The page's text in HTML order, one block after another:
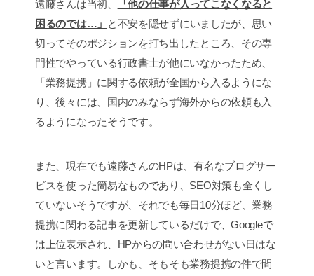
遠藤さんは当初、
「他の仕事が入ってこなくなると
困るのでは…」 と不安を隠せずにいましたが、思い
切ってそのポジションを打ち出したところ、その専
門性でやっている行政書士が他にいなかったため、
「業務提携」に関する依頼が全国から入るようにな
り、後々には、国内のみならず海外からの依頼も入
るようになったそうです。
また、現在でも遠藤さんのHPは、有名なブログサー
ビスを使った簡易なものであり、SEO対策も全くし
ていないそうですが、それでも毎日10分ほど、業務
提携に関わる記事を更新しているだけで、Googleで
は上位表示され、HPからの問い合わせがない日はな
いと言います。しかも、そもそも業務提携の件で問